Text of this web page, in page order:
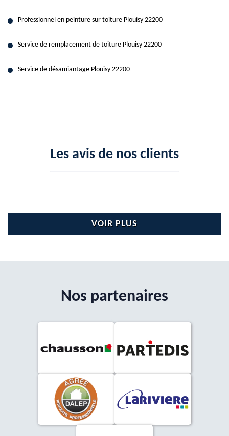
Professionnel en peinture sur toiture Plouisy 22200
Service de remplacement de toiture Plouisy 22200
Service de désamiantage Plouisy 22200
Les avis de nos clients
VOIR PLUS
Nos partenaires